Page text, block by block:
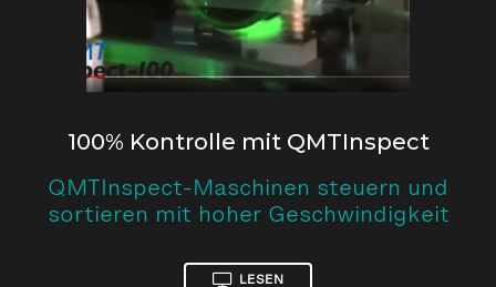
100% Kontrolle mit QMTInspect
QMTInspect-Maschinen steuern und
sortieren mit hoher Geschwindigkeit
LESEN